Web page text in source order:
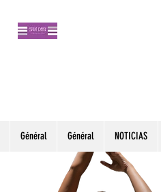
Général Général NOTICIAS